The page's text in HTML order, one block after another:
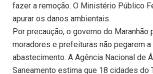
fazer a remoção. O Ministério Público
apurar os danos ambientais.
Por precaução, o governo do Maranhão
moradores e prefeituras não pegarem a
abastecimento. A Agência Nacional de
Saneamento estima que 18 cidades do